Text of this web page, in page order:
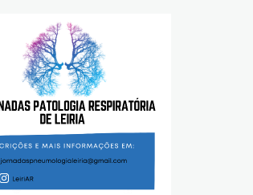
Endoscópicas
Domiciliária
e Grupo de Estudos
de Cardiopneumologistas
de Enfermeiros
de Fisioterapeutas Respiratórios
Jovens Pneumologistas